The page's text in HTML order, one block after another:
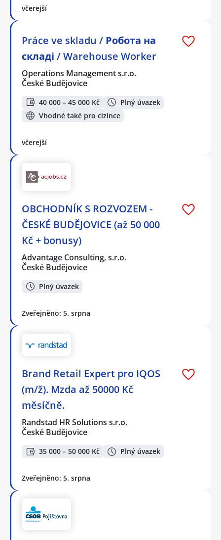
včerejší
Práce ve skladu / Робота на
складі / Warehouse Worker
Operations Management s.r.o.
České Budějovice
40 000 – 45 000 Kč
Plný úvazek
Vhodné také pro cizince
včerejší
OBCHODNÍK S ROZVOZEM -
ČESKÉ BUDĚJOVICE (až 50 000
Kč + bonusy)
Advantage Consulting, s.r.o.
České Budějovice
Plný úvazek
Zveřejněno: 5. srpna
Brand Retail Expert pro IQOS
(m/ž). Mzda až 50000 Kč
měsíčně.
Randstad HR Solutions s.r.o.
České Budějovice
35 000 – 50 000 Kč Plný úvazek
Zveřejněno: 5. srpna